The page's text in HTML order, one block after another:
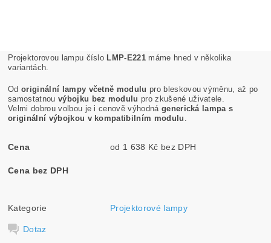
Projektorovou lampu číslo LMP-E221máme hned v několika
variantách.
Odoriginální lampy včetně modulu pro bleskovou výměnu, až po
samostatnou výbojku bez modulu pro zkušené uživatele.
Velmi dobrou volbou je i cenově výhodná generická lampa s
originální výbojkou v kompatibilním modulu
Cena od 1 638 Kč bez DPH
Cena bez DPH
Kategorie Projektorové lampy
Dotaz